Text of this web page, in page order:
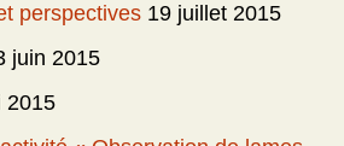
perspectives 19 juillet 2015
juin 2015
2015